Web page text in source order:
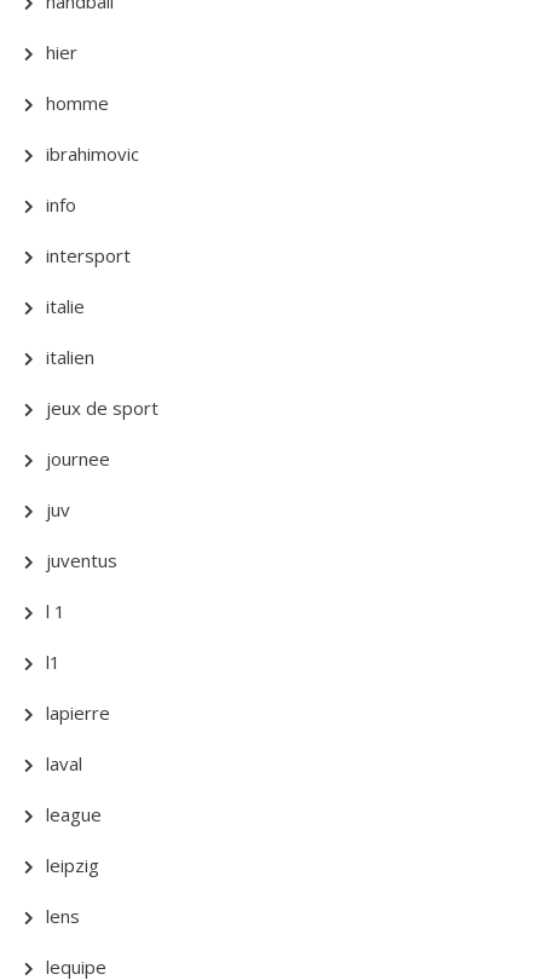
hier
homme
ibrahimovic
info
intersport
italie
italien
jeux de sport
journee
juv
juventus
l 1
l1
lapierre
laval
league
leipzig
lens
lequipe